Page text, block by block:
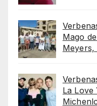
Mago
Meyers,
La Love